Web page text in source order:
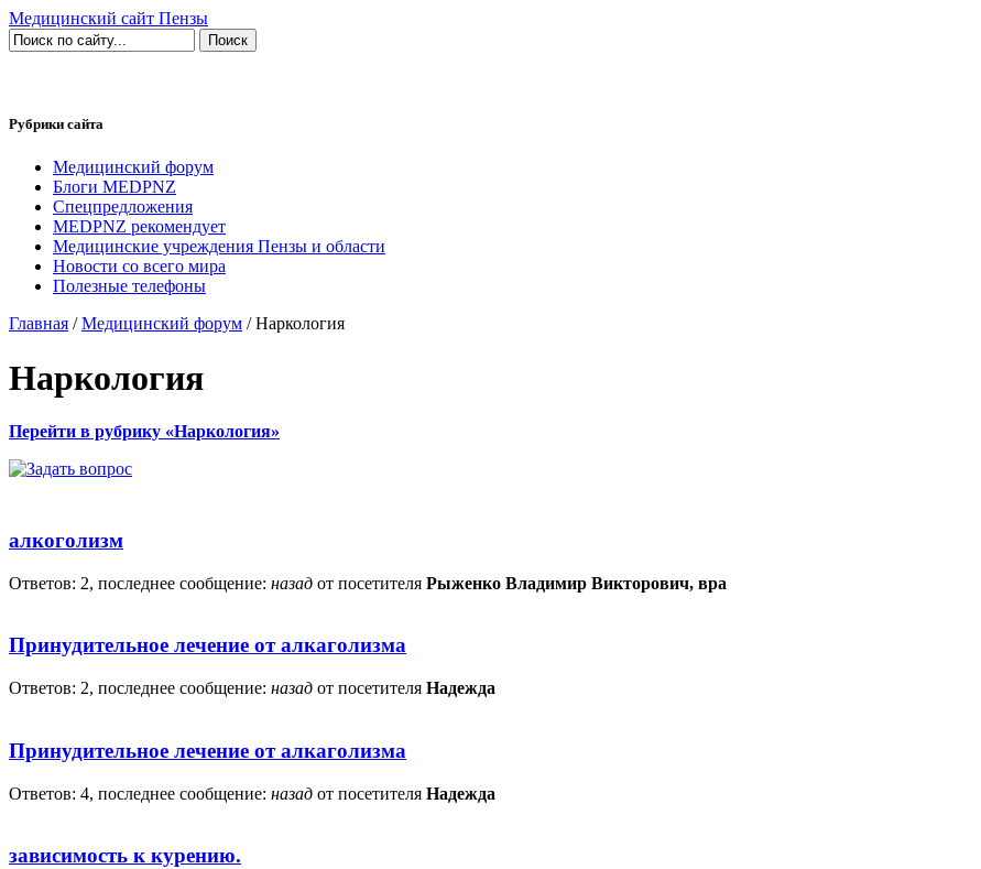
Медицинский сайт Пензы
Рубрики сайта
Медицинский форум
Блоги MEDPNZ
Спецпредложения
MEDPNZ рекомендует
Медицинские учреждения Пензы и области
Новости со всего мира
Полезные телефоны
Главная /Медицинский форум / Наркология
Наркология
Перейти в рубрику «Наркология»
алкоголизм
Ответов: 2, последнее сообщение: назад от посетителя Рыженко Владимир Викторович, вра
Принудительное лечение от алкаголизма
Ответов: 2, последнее сообщение: назад от посетителя Надежда
Принудительное лечение от алкаголизма
Ответов: 4, последнее сообщение: назад от посетителя Надежда
зависимость к курению.